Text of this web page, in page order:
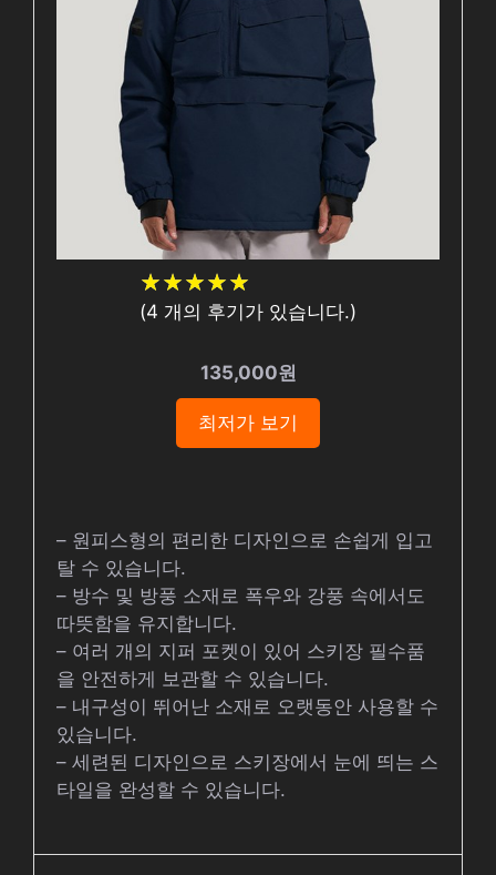
★★★★★
★★★★★
(4 개의 후기가 있습니다.)
135,000원
최저가 보기
– 원피스형의 편리한 디자인으로 손쉽게 입고
탈 수 있습니다.
– 방수 및 방풍 소재로 폭우와 강풍 속에서도
따뜻함을 유지합니다.
– 여러 개의 지퍼 포켓이 있어 스키장 필수품
을 안전하게 보관할 수 있습니다.
– 내구성이 뛰어난 소재로 오랫동안 사용할 수
있습니다.
– 세련된 디자인으로 스키장에서 눈에 띄는 스
타일을 완성할 수 있습니다.